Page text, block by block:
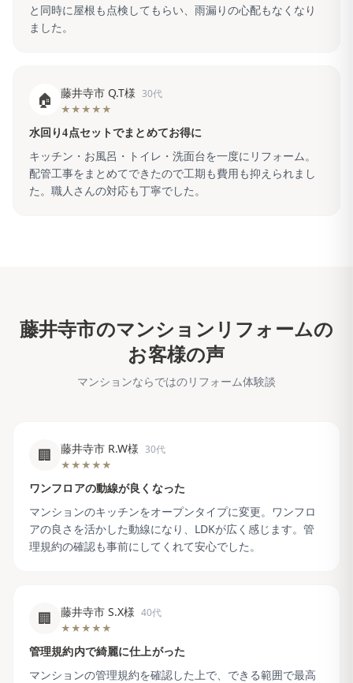
と同時に屋根も点検してもらい、雨漏りの心配もなくなり
ました。
🏠 藤井寺市 Q.T様 30代
★★★★★
水回り4点セットでまとめてお得に
キッチン・お風呂・トイレ・洗面台を一度にリフォーム。
配管工事をまとめてできたので工期も費用も抑えられまし
た。職人さんの対応も丁寧でした。
藤井寺市のマンションリフォームの
お客様の声
マンションならではのリフォーム体験談
🏢 藤井寺市 R.W様 30代
★★★★★
ワンフロアの動線が良くなった
マンションのキッチンをオープンタイプに変更。ワンフロ
アの良さを活かした動線になり、LDKが広く感じます。管
理規約の確認も事前にしてくれて安心でした。
🏢 藤井寺市 S.X様 40代
★★★★★
管理規約内で綺麗に仕上がった
マンションの管理規約を確認した上で、できる範囲で最高